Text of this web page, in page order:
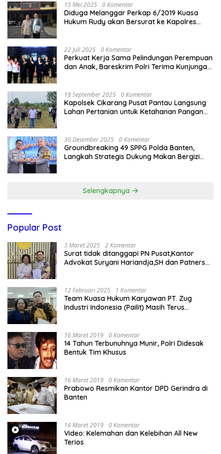
15 Mei 2025 0 Komentar
Diduga Melanggar Perkap 6/2019 Kuasa
Hukum Rudy akan Bersurat ke Kapolres
22 Juli 2025 0 Komentar
Perkuat Kerja Sama Pelindungan Perempuan
dan Anak, Bareskrim Polri Terima Kunjungan
18 September 2025 0 Komentar
Kapolsek Cikarang Pusat Pantau Langsung
Lahan Pertanian untuk Ketahanan Pangan
30 Desember 2025 0 Komentar
Groundbreaking 49 SPPG Polda Banten,
Langkah Strategis Dukung Makan Bergizi
Selengkapnya
Popular Post
3 Maret 2025 2 Komentar
Surat tidak ditanggapi PN Pusat,Kantor
Advokat Suryani Hariandja,SH dan Patners
12 Februari 2025 1 Komentar
Team Kuasa Hukum Karyawan PT. Zug
Industri Indonesia (Pailit) Masih Terus
16 Maret 2019 0 Komentar
14 Tahun Terbunuhnya Munir, Polri Didesak
Bentuk Tim Khusus
16 Maret 2019 0 Komentar
Prabowo Resmikan Kantor DPD Gerindra di
Banten
16 Maret 2019 0 Komentar
Video: Kelemahan dan Kelebihan All New
Terios